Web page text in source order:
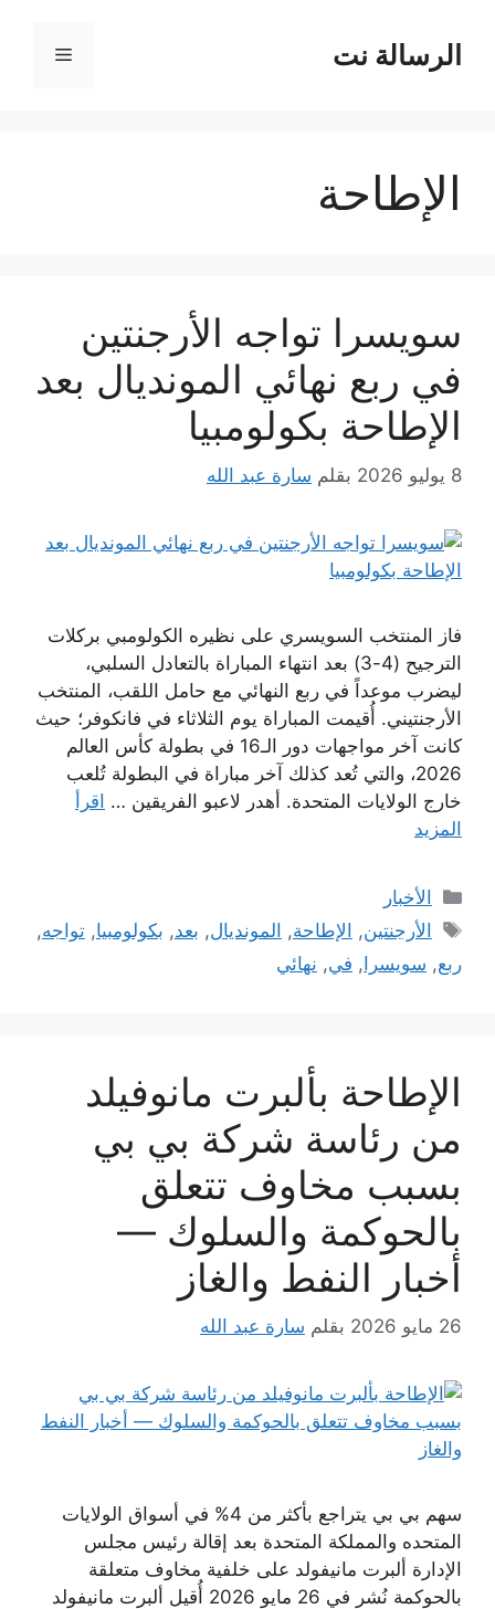
المحتوىالرسالة نت القائمة
الإطاحة
سويسرا تواجه الأرجنتين
في ربع نهائي المونديال بعد
الإطاحة بكولومبيا
8 يوليو 2026 بقلم سارة عبد الله
فاز المنتخب السويسري على نظيره الكولومبي بركلات
الترجيح (4-3) بعد انتهاء المباراة بالتعادل السلبي،
ليضرب موعداً في ربع النهائي مع حامل اللقب، المنتخب
الأرجنتيني. أُقيمت المباراة يوم الثلاثاء في فانكوفر؛ حيث
كانت آخر مواجهات دور الـ16 في بطولة كأس العالم
2026، والتي تُعد كذلك آخر مباراة في البطولة تُلعب
خارج الولايات المتحدة. أهدر لاعبو الفريقين … اقرأ
المزيد
التصنيفات
الأخبار
الوسوم
الأرجنتين, الإطاحة, المونديال, بعد, بكولومبيا,تواجه,
ربع, سويسرا, في, نهائي
الإطاحة بألبرت مانوفيلد
من رئاسة شركة بي بي
بسبب مخاوف تتعلق
بالحوكمة والسلوك —
أخبار النفط والغاز
26 مايو 2026 بقلم سارة عبد الله
سهم بي بي يتراجع بأكثر من 4% في أسواق الولايات
المتحده والمملكة المتحدة بعد إقالة رئيس مجلس
الإدارة ألبرت مانيفولد على خلفية مخاوف متعلقة
بالحوكمة نُشر في 26 مايو 2026 أُقيل ألبرت مانيفولد